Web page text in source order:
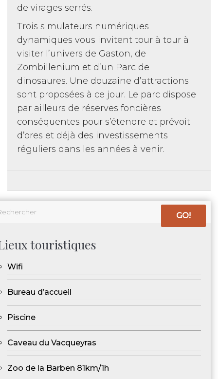
de virages serrés.
Trois simulateurs numériques
dynamiques vous invitent tour à tour à
visiter l’univers de Gaston, de
Zombillenium et d’un Parc de
dinosaures. Une douzaine d’attractions
sont proposées à ce jour. Le parc dispose
par ailleurs de réserves foncières
conséquentes pour s’étendre et prévoit
d’ores et déjà des investissements
réguliers dans les années à venir.
GO!
touristiques
Wifi
Bureau d’accueil
Piscine
Caveau du Vacqueyras
Zoo de la Barben 81km/1h